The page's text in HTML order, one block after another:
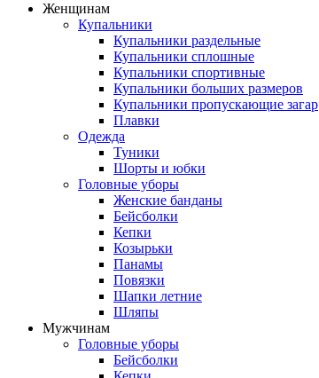
Женщинам
Купальники
Купальники раздельные
Купальники сплошные
Купальники спортивные
Купальники больших размеров
Купальники пропускающие загар
Плавки
Одежда
Туники
Шорты и юбки
Головные уборы
Женские банданы
Бейсболки
Кепки
Козырьки
Панамы
Повязки
Шапки летние
Шляпы
Мужчинам
Головные уборы
Бейсболки